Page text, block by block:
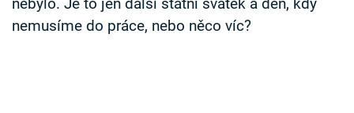
nebylo. Je to jen další státní svátek a den, kdy
nemusíme do práce, nebo něco víc?